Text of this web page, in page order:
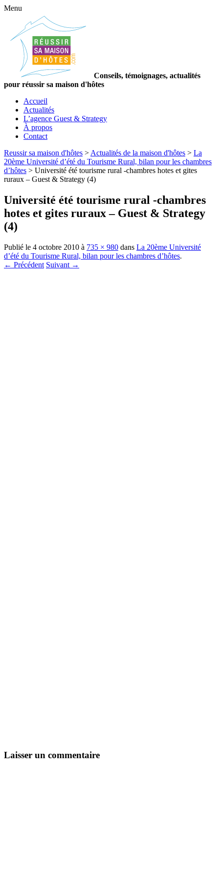
Menu
Conseils, témoignages, actualités
pour réussir sa maison d'hôtes
Accueil
Actualités
L’agence Guest & Strategy
À propos
Contact
Reussir sa maison d'hôtes > Actualités de la maison d'hôtes > La
20ème Université d’été du Tourisme Rural, bilan pour les chambres
d’hôtes > Université été tourisme rural -chambres hotes et gites
ruraux – Guest & Strategy (4)
Université été tourisme rural -chambres
hotes et gites ruraux – Guest & Strategy
(4)
Publié le 4 octobre 2010 à 735 × 980 dans La 20ème Université
d’été du Tourisme Rural, bilan pour les chambres d’hôtes.
← Précédent Suivant →
Laisser un commentaire